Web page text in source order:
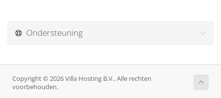
Ondersteuning
Copyright © 2026 Villa Hosting B.V.. Alle rechten
voorbehouden.